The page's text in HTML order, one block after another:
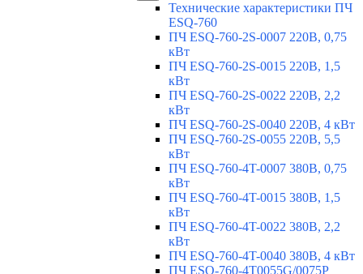
Технические характеристики ПЧ
ESQ-760
ПЧ ESQ-760-2S-0007 220В, 0,75
кВт
ПЧ ESQ-760-2S-0015 220В, 1,5
кВт
ПЧ ESQ-760-2S-0022 220В, 2,2
кВт
ПЧ ESQ-760-2S-0040 220В, 4 кВт
ПЧ ESQ-760-2S-0055 220В, 5,5
кВт
ПЧ ESQ-760-4T-0007 380В, 0,75
кВт
ПЧ ESQ-760-4T-0015 380В, 1,5
кВт
ПЧ ESQ-760-4T-0022 380В, 2,2
кВт
ПЧ ESQ-760-4T-0040 380В, 4 кВт
ПЧ ESQ-760-4T0055G/0075P